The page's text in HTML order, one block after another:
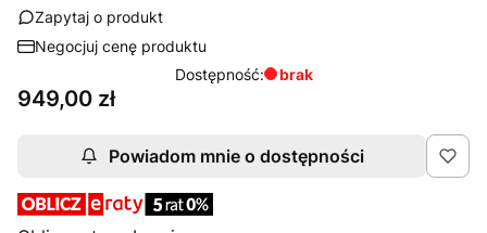
Zapytaj o produkt
Negocjuj cenę produktu
Dostępność:
brak
Cena
949,00 zł
Powiadom mnie o dostępności